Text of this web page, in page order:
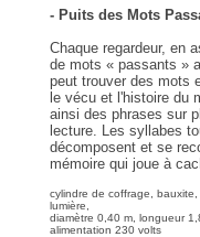
- Puits des Mots
Chaque regardeur, en
de mots « passants »
peut trouver des mots
le vécu et l'histoire du
ainsi des phrases sur
lecture. Les syllabes
décomposent et se
mémoire qui joue à
cylindre de coffrage,
lumière,
diamètre 0,40 m, longueur
alimentation 230 volts